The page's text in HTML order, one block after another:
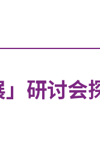
研讨会